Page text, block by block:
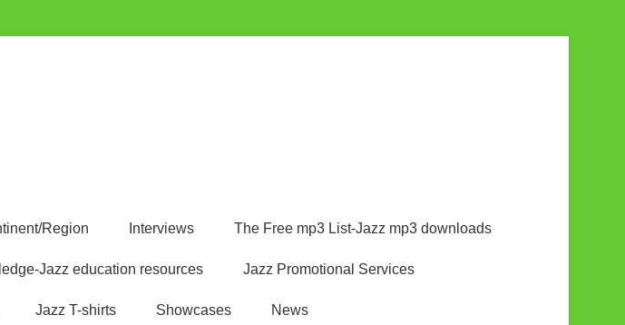
Region Interviews The Free mp3 List-Jazz mp3 downloads
Jazz education resources Jazz Promotional Services
Jazz T-shirts Showcases News